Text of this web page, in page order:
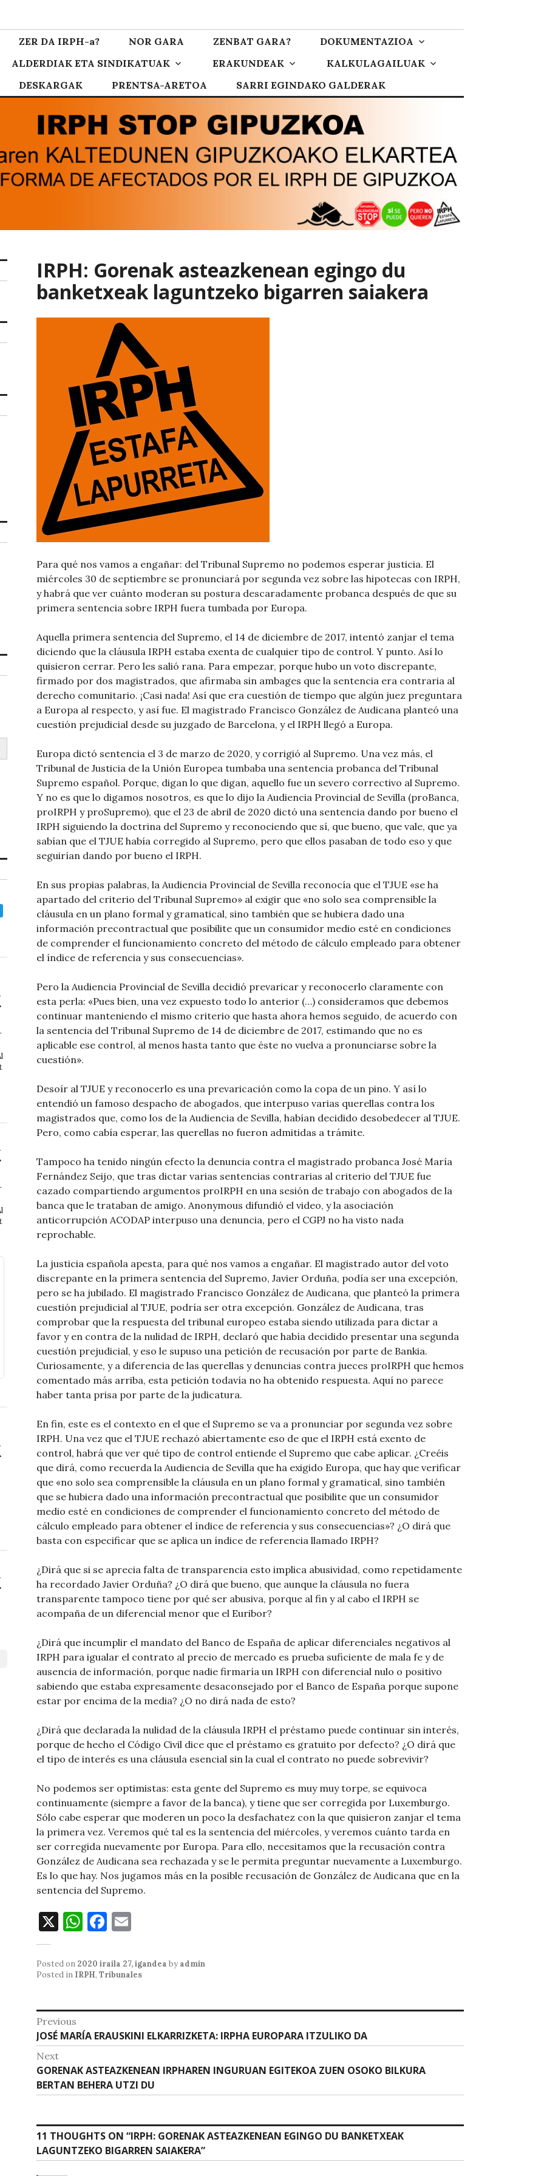
ZER DA IRPH-a? NOR GARA ZENBAT GARA?
DOKUMENTAZIOA
ALDERDIAK ETA SINDIKATUAK ERAKUNDEAK
KALKULAGAILUAK
DESKARGAK PRENTSA-ARETOA SARRI EGINDAKO GALDERAK
IRPH: Gorenak asteazkenean egingo du
banketxeak laguntzeko bigarren saiakera
Para qué nos vamos a engañar: del Tribunal Supremo no podemos esperar justicia. El
miércoles 30 de septiembre se pronunciará por segunda vez sobre las hipotecas con IRPH,
y habrá que ver cuánto moderan su postura descaradamente probanca después de que su
primera sentencia sobre IRPH fuera tumbada por Europa.
Aquella primera sentencia del Supremo, el 14 de diciembre de 2017, intentó zanjar el tema
diciendo que la cláusula IRPH estaba exenta de cualquier tipo de control. Y punto. Así lo
quisieron cerrar. Pero les salió rana. Para empezar, porque hubo un voto discrepante,
firmado por dos magistrados, que afirmaba sin ambages que la sentencia era contraria al
derecho comunitario. ¡Casi nada! Así que era cuestión de tiempo que algún juez preguntara
a Europa al respecto, y así fue. El magistrado Francisco González de Audicana planteó una
cuestión prejudicial desde su juzgado de Barcelona, y el IRPH llegó a Europa.
Europa dictó sentencia el 3 de marzo de 2020, y corrigió al Supremo. Una vez más, el
Tribunal de Justicia de la Unión Europea tumbaba una sentencia probanca del Tribunal
Supremo español. Porque, digan lo que digan, aquello fue un severo correctivo al Supremo.
Y no es que lo digamos nosotros, es que lo dijo la Audiencia Provincial de Sevilla (proBanca,
proIRPH y proSupremo), que el 23 de abril de 2020 dictó una sentencia dando por bueno el
IRPH siguiendo la doctrina del Supremo y reconociendo que sí, que bueno, que vale, que ya
sabían que el TJUE había corregido al Supremo, pero que ellos pasaban de todo eso y que
seguirían dando por bueno el IRPH.
En sus propias palabras, la Audiencia Provincial de Sevilla reconocía que el TJUE «se ha
apartado del criterio del Tribunal Supremo» al exigir que «no solo sea comprensible la
cláusula en un plano formal y gramatical, sino también que se hubiera dado una
información precontractual que posibilite que un consumidor medio esté en condiciones
de comprender el funcionamiento concreto del método de cálculo empleado para obtener
el índice de referencia y sus consecuencias».
Pero la Audiencia Provincial de Sevilla decidió prevaricar y reconocerlo claramente con
esta perla: «Pues bien, una vez expuesto todo lo anterior (…) consideramos que debemos
continuar manteniendo el mismo criterio que hasta ahora hemos seguido, de acuerdo con
la sentencia del Tribunal Supremo de 14 de diciembre de 2017, estimando que no es
aplicable ese control, al menos hasta tanto que éste no vuelva a pronunciarse sobre la
cuestión».
Desoír al TJUE y reconocerlo es una prevaricación como la copa de un pino. Y así lo
entendió un famoso despacho de abogados, que interpuso varias querellas contra los
magistrados que, como los de la Audiencia de Sevilla, habían decidido desobedecer al TJUE.
Pero, como cabía esperar, las querellas no fueron admitidas a trámite.
Tampoco ha tenido ningún efecto la denuncia contra el magistrado probanca José María
Fernández Seijo, que tras dictar varias sentencias contrarias al criterio del TJUE fue
cazado compartiendo argumentos proIRPH en una sesión de trabajo con abogados de la
banca que le trataban de amigo. Anonymous difundió el video, y la asociación
anticorrupción ACODAP interpuso una denuncia, pero el CGPJ no ha visto nada
reprochable.
La justicia española apesta, para qué nos vamos a engañar. El magistrado autor del voto
discrepante en la primera sentencia del Supremo, Javier Orduña, podía ser una excepción,
pero se ha jubilado. El magistrado Francisco González de Audicana, que planteó la primera
cuestión prejudicial al TJUE, podría ser otra excepción. González de Audicana, tras
comprobar que la respuesta del tribunal europeo estaba siendo utilizada para dictar a
favor y en contra de la nulidad de IRPH, declaró que había decidido presentar una segunda
cuestión prejudicial, y eso le supuso una petición de recusación por parte de Bankia.
Curiosamente, y a diferencia de las querellas y denuncias contra jueces proIRPH que hemos
comentado más arriba, esta petición todavía no ha obtenido respuesta. Aquí no parece
haber tanta prisa por parte de la judicatura.
En fin, este es el contexto en el que el Supremo se va a pronunciar por segunda vez sobre
IRPH. Una vez que el TJUE rechazó abiertamente eso de que el IRPH está exento de
control, habrá que ver qué tipo de control entiende el Supremo que cabe aplicar. ¿Creéis
que dirá, como recuerda la Audiencia de Sevilla que ha exigido Europa, que hay que verificar
que «no solo sea comprensible la cláusula en un plano formal y gramatical, sino también
que se hubiera dado una información precontractual que posibilite que un consumidor
medio esté en condiciones de comprender el funcionamiento concreto del método de
cálculo empleado para obtener el índice de referencia y sus consecuencias»? ¿O dirá que
basta con especificar que se aplica un índice de referencia llamado IRPH?
¿Dirá que si se aprecia falta de transparencia esto implica abusividad, como repetidamente
ha recordado Javier Orduña? ¿O dirá que bueno, que aunque la cláusula no fuera
transparente tampoco tiene por qué ser abusiva, porque al fin y al cabo el IRPH se
acompaña de un diferencial menor que el Euribor?
¿Dirá que incumplir el mandato del Banco de España de aplicar diferenciales negativos al
IRPH para igualar el contrato al precio de mercado es prueba suficiente de mala fe y de
ausencia de información, porque nadie firmaría un IRPH con diferencial nulo o positivo
sabiendo que estaba expresamente desaconsejado por el Banco de España porque supone
estar por encima de la media? ¿O no dirá nada de esto?
¿Dirá que declarada la nulidad de la cláusula IRPH el préstamo puede continuar sin interés,
porque de hecho el Código Civil dice que el préstamo es gratuito por defecto? ¿O dirá que
el tipo de interés es una cláusula esencial sin la cual el contrato no puede sobrevivir?
No podemos ser optimistas: esta gente del Supremo es muy muy torpe, se equivoca
continuamente (siempre a favor de la banca), y tiene que ser corregida por Luxemburgo.
Sólo cabe esperar que moderen un poco la desfachatez con la que quisieron zanjar el tema
la primera vez. Veremos qué tal es la sentencia del miércoles, y veremos cuánto tarda en
ser corregida nuevamente por Europa. Para ello, necesitamos que la recusación contra
González de Audicana sea rechazada y se le permita preguntar nuevamente a Luxemburgo.
Es lo que hay. Nos jugamos más en la posible recusación de González de Audicana que en la
sentencia del Supremo.
X W
at
s
p
p
F
c
e
o
o
ai
l
Posted on 2020 iraila 27, igandea by admin
Posted in IRPH, Tribunales
Bidalketetan
zehar
nabigatu
Previous
Previous
post:
JOSÉ MARÍA ERAUSKINI ELKARRIZKETA: IRPHA EUROPARA ITZULIKO DA
Next
Next
post:
GORENAK ASTEAZKENEAN IRPHAREN INGURUAN EGITEKOA ZUEN OSOKO BILKURA
BERTAN BEHERA UTZI DU
11 THOUGHTS ON “IRPH: GORENAK ASTEAZKENEAN EGINGO DU BANKETXEAK
LAGUNTZEKO BIGARREN SAIAKERA”